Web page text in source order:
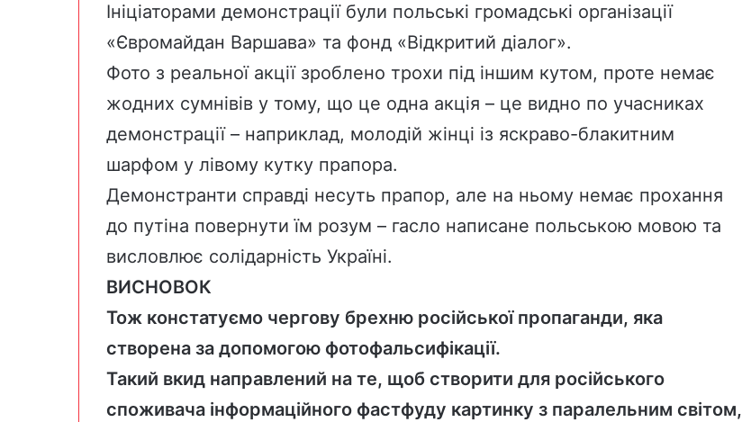
Ініціаторами демонстрації були польські громадські організації
«Євромайдан Варшава» та фонд «Відкритий діалог».
Фото з реальної акції зроблено трохи під іншим кутом, проте немає
жодних сумнівів у тому, що це одна акція – це видно по учасниках
демонстрації – наприклад, молодій жінці із яскраво-блакитним
шарфом у лівому кутку прапора.
Демонстранти справді несуть прапор, але на ньому немає прохання
до путіна повернути їм розум – гасло написане польською мовою та
висловлює солідарність Україні.
ВИСНОВОК
Тож констатуємо чергову брехню російської пропаганди, яка
створена за допомогою фотофальсифікації.
Такий вкид направлений на те, щоб створити для російського
споживача інформаційного фастфуду картинку з паралельним світом,